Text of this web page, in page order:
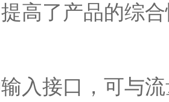
高了产品的综
入接口，可与